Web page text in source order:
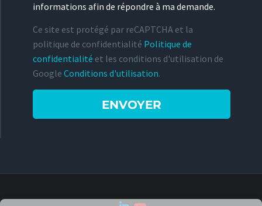
informations afin de répondre à ma demande.
Ce site est protégé par reCAPTCHA et la
politique de confidentialité Politique de
confidentialité et les conditions d'utilisation de
Google Conditions d'utilisation.